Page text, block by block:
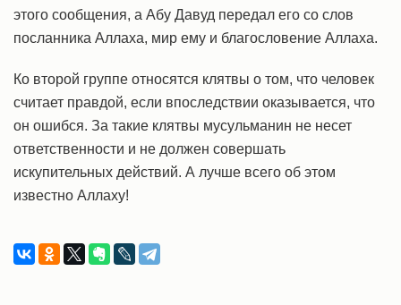
этого сообщения, а Абу Давуд передал его со слов
посланника Аллаха, мир ему и благословение Аллаха.
Ко второй группе относятся клятвы о том, что человек
считает правдой, если впоследствии оказывается, что
он ошибся. За такие клятвы мусульманин не несет
ответственности и не должен совершать
искупительных действий. А лучше всего об этом
известно Аллаху!